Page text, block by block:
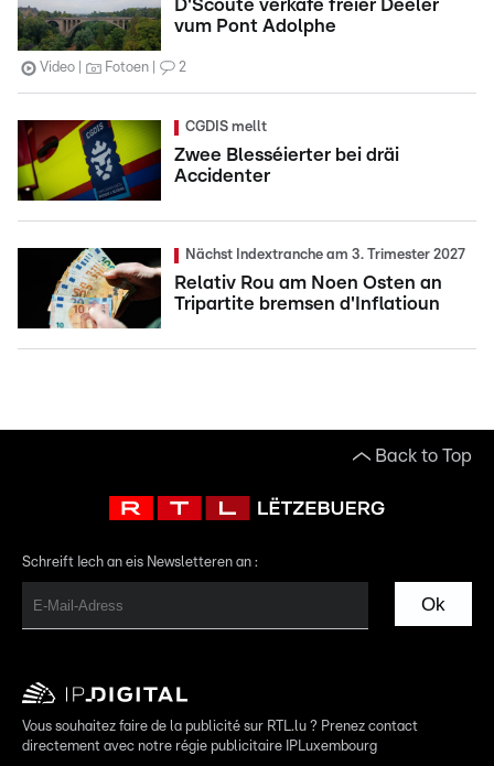
D'Scoute verkafe fréier Deeler
vum Pont Adolphe
Video Fotoen 2
CGDIS mellt
Zwee Blesséierter bei dräi
Accidenter
Nächst Indextranche am 3. Trimester 2027
Relativ Rou am Noen Osten an
Tripartite bremsen d'Inflatioun
Back to Top
Schreift Iech an eis Newsletteren an :
Ok
Vous souhaitez faire de la publicité sur RTL.lu ? Prenez contact
directement avec notre régie publicitaire IPLuxembourg